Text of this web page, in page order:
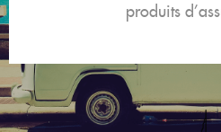
produits